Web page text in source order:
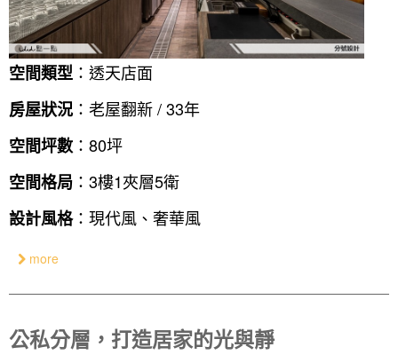
空間類型 ：透天店面
房屋狀況 ：老屋翻新 / 33年
空間坪數 ：80坪
空間格局 ：3樓1夾層5衛
設計風格：現代風、奢華風
more
公私分層，打造居家的光與靜